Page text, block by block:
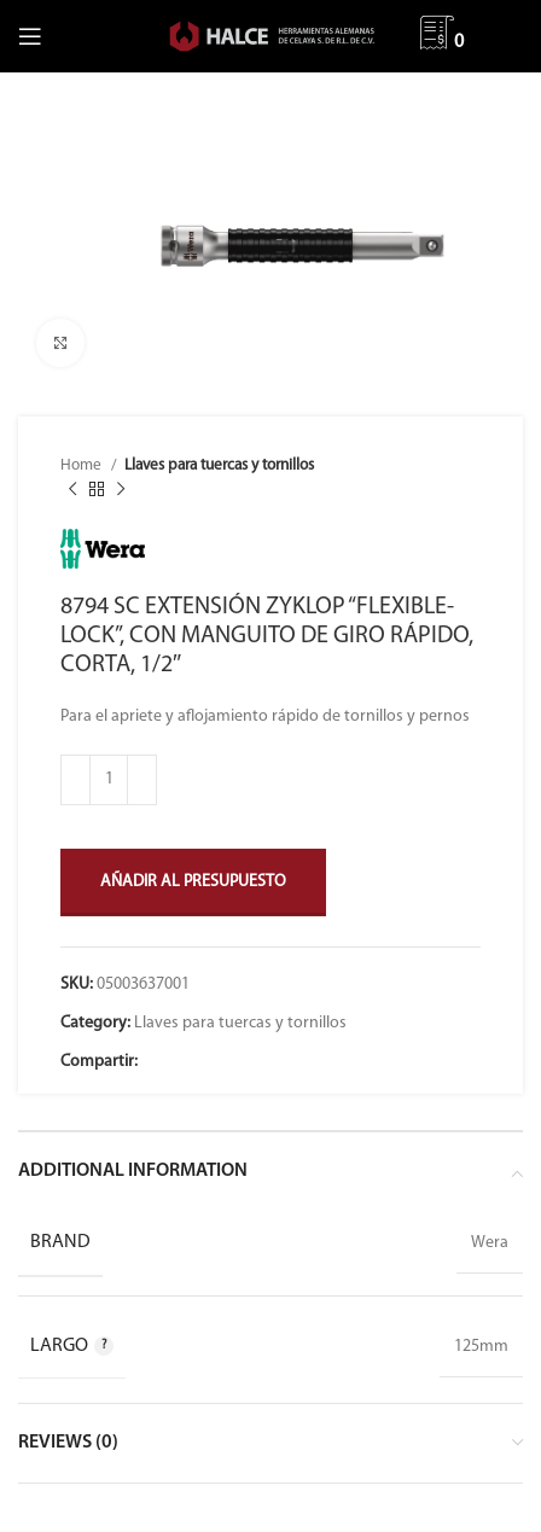
0
Home Llaves para tuercas y tornillos
8794 SC EXTENSIÓN ZYKLOP “FLEXIBLE-
LOCK”, CON MANGUITO DE GIRO RÁPIDO,
CORTA, 1/2″
Para el apriete y aflojamiento rápido de tornillos y pernos
AÑADIR AL PRESUPUESTO
SKU: 05003637001
Category: Llaves para tuercas y tornillos
Compartir:
ADDITIONAL INFORMATION
BRAND Wera
LARGO 125mm
REVIEWS (0)